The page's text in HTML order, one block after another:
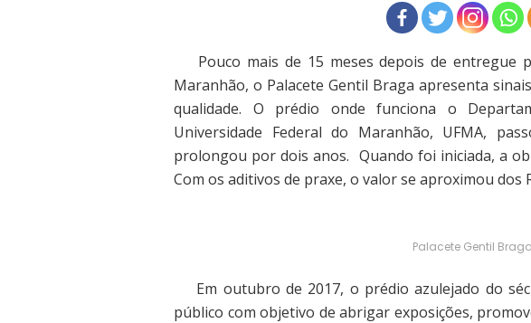
Pouco mais de 15 meses depois de entregue
Maranhão, o Palacete Gentil Braga apresenta
qualidade. O prédio onde funciona o
Universidade Federal do Maranhão, UFMA,
prolongou por dois anos. Quando foi iniciada, a
Com os aditivos de praxe, o valor se aproximou dos
Palacete Gentil Braga
Em outubro de 2017, o prédio azulejado do
público com objetivo de abrigar exposições,